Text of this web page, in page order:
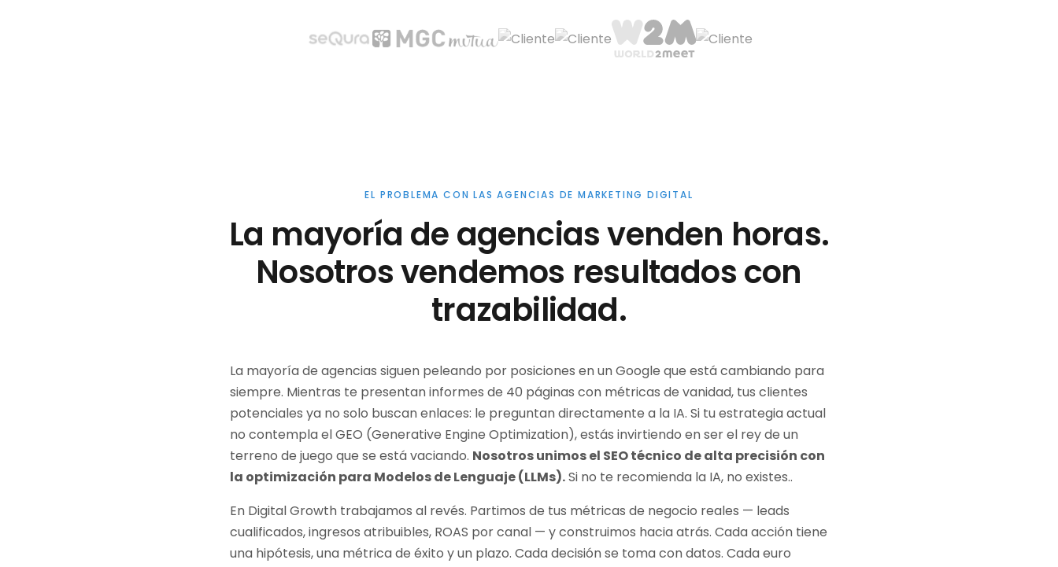
EL PROBLEMA CON LAS AGENCIAS DE MARKETING DIGITAL
La mayoría de agencias venden horas.
Nosotros vendemos resultados con
trazabilidad.
La mayoría de agencias siguen peleando por posiciones en un Google que está cambiando para
siempre. Mientras te presentan informes de 40 páginas con métricas de vanidad, tus clientes
potenciales ya no solo buscan enlaces: le preguntan directamente a la IA. Si tu estrategia actual
no contempla el GEO (Generative Engine Optimization), estás invirtiendo en ser el rey de un
terreno de juego que se está vaciando. Nosotros unimos el SEO técnico de alta precisión con
la optimización para Modelos de Lenguaje (LLMs).Si no te recomienda la IA, no existes..
En Digital Growth trabajamos al revés. Partimos de tus métricas de negocio reales — leads
cualificados, ingresos atribuibles, ROAS por canal — y construimos hacia atrás. Cada acción tiene
una hipótesis, una métrica de éxito y un plazo. Cada decisión se toma con datos. Cada euro